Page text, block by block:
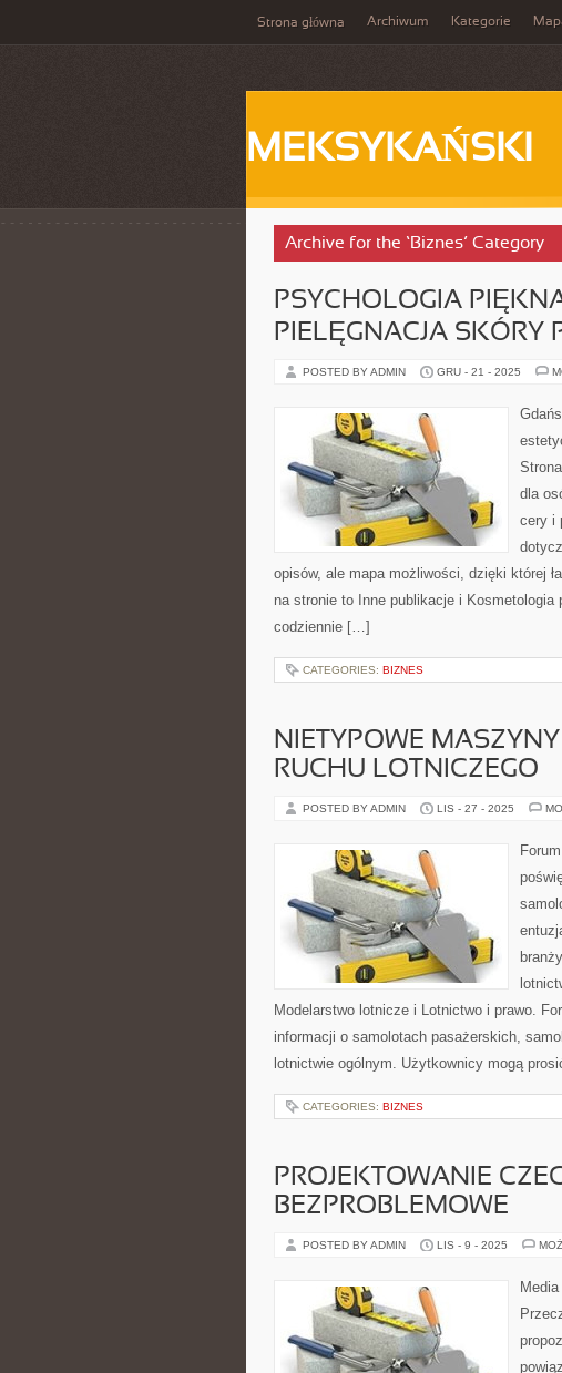
Strona główna Archiwum Kategorie
MEKSYKAŃSKI
Archive for the ‘Biznes’ Category
PSYCHOLOGIA
PIELĘGNACJA SKÓRY
POSTED BY ADMIN GRU - 21 - 2025
dla
cery i
opisów, ale mapa możliwości, dzięki której
na stronie to Inne publikacje i
codziennie […]
CATEGORIES: BIZNES
NIETYPOWE
RUCHU LOTNICZEGO
POSTED BY ADMIN LIS - 27 - 2025
Modelarstwo lotnicze i Lotnictwo i prawo.
informacji o samolotach pasażerskich,
lotnictwie ogólnym. Użytkownicy mogą
CATEGORIES: BIZNES
PROJEKTOWANIE
BEZPROBLEMOWE
POSTED BY ADMIN LIS - 9 - 2025